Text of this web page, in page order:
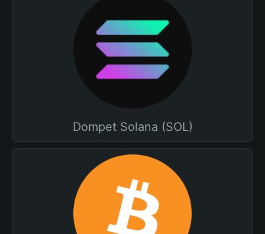
Dompet Solana (SOL)